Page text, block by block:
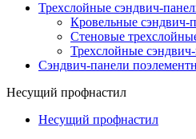
Трехслойные сэндвич-
Кровельные сэндвич-
Стеновые
Трехслойные
Сэндвич-панели
Несущий профнастил
Несущий профнастил